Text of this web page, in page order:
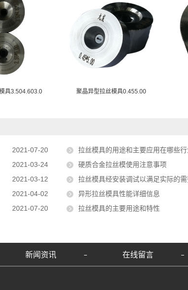
具3.504.603.0 聚晶异型拉丝模具0.455.00
2021-07-20 拉丝模具的用途和主要应用在哪些行
2021-03-24 硬质合金拉丝模使用注意事项
2021-03-12 拉丝模具经安装调试以满足实际的
2021-04-02 异形拉丝模具性能详细信息
2021-07-20 拉丝模具的主要用途和特性
新闻资讯 在线留言